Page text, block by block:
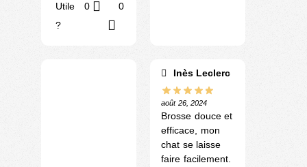
Utile
?
0 0
Inès Leclerc
août 26, 2024
Brosse douce et
efficace, mon
chat se laisse
faire facilement.